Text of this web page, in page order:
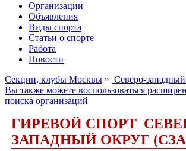
Организации
Объявления
Виды спорта
Статьи о спорте
Работа
Новости
Секции, клубы Москвы » Северо-
Вы также можете воспользоваться
поиска организаций
ГИРЕВОЙ СПОРТ
ЗАПАДНЫЙ ОКРУГ